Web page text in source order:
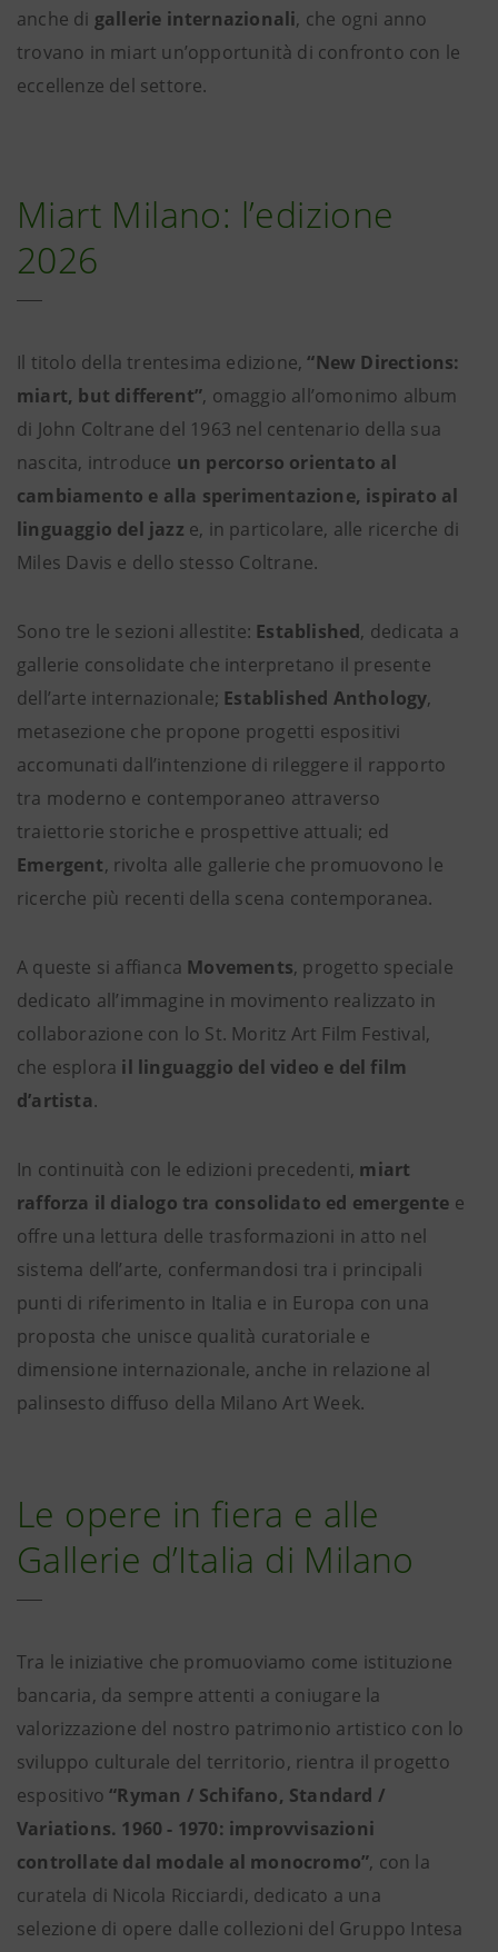
anche di gallerie internazionali, che ogni anno
trovano in miart un’opportunità di confronto con le
eccellenze del settore.
Miart Milano: l’edizione
2026
Il titolo della trentesima edizione,“New Directions:
miart, but different”, omaggio all’omonimo album
di John Coltrane del 1963 nel centenario della sua
nascita, introduce un percorso orientato al
cambiamento e alla sperimentazione, ispirato al
linguaggio del jazz e, in particolare, alle ricerche di
Miles Davis e dello stesso Coltrane.
Sono tre le sezioni allestite: Established, dedicata a
gallerie consolidate che interpretano il presente
dell’arte internazionale; Established Anthology,
metasezione che propone progetti espositivi
accomunati dall’intenzione di rileggere il rapporto
tra moderno e contemporaneo attraverso
traiettorie storiche e prospettive attuali; ed
Emergent, rivolta alle gallerie che promuovono le
ricerche più recenti della scena contemporanea.
A queste si affianca Movements, progetto speciale
dedicato all’immagine in movimento realizzato in
collaborazione con lo St. Moritz Art Film Festival,
che esplora il linguaggio del video e del film
d’artista.
In continuità con le edizioni precedenti, miart
rafforza il dialogo tra consolidato ed emergente e
offre una lettura delle trasformazioni in atto nel
sistema dell’arte, confermandosi tra i principali
punti di riferimento in Italia e in Europa con una
proposta che unisce qualità curatoriale e
dimensione internazionale, anche in relazione al
palinsesto diffuso della Milano Art Week.
Le opere in fiera e alle
Gallerie d’Italia di Milano
Tra le iniziative che promuoviamo come istituzione
bancaria, da sempre attenti a coniugare la
valorizzazione del nostro patrimonio artistico con lo
sviluppo culturale del territorio, rientra il progetto
espositivo“Ryman / Schifano, Standard /
Variations. 1960 - 1970: improvvisazioni
controllate dal modale al monocromo”, con la
curatela di Nicola Ricciardi, dedicato a una
selezione di opere dalle collezioni del Gruppo Intesa